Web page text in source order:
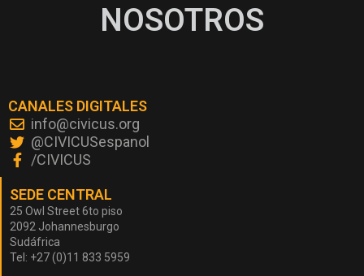
NOSOTROS
CANALES DIGITALES
info@civicus.org
@CIVICUSespanol
/CIVICUS
SEDE CENTRAL
25 Owl Street 6to piso
2092 Johannesburgo
Sudáfrica
Tel: +27 (0)11 833 5959